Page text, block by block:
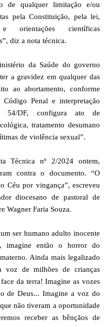
de qualquer limitação e/ou
pela Constituição, pela lei,
orientações científicas
diz a nota técnica.
da Saúde do governo
a gravidez em qualquer das
ao abortamento, conforme
Penal e interpretação
DF, configura ato de
tratamento desumano
de violência sexual”.
Técnica nº 2/2024 ontem,
contra o documento. “O
Céu por vingança”, escreveu
diocesano de pastoral de
Wagner Faria Souza.
ser humano adulto inocente
imagine então o horror do
Ainda mais legalizado
voz de milhões de crianças
da terra! Imagine as vozes
de Deus... Imagine a voz do
não tiveram a oportunidade
receber as bênçãos de